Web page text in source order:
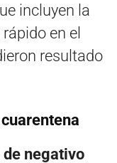
incluyen la
en el
resultado
de negativo